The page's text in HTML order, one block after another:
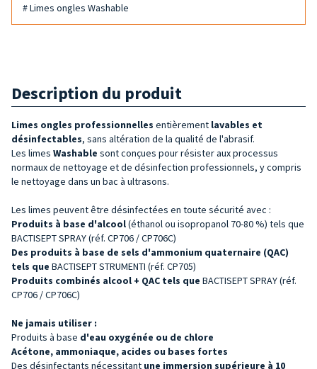
# Limes ongles Washable
Description du produit
Limes ongles professionnelles entièrement lavables et
désinfectables, sans altération de la qualité de l'abrasif.
Les limes Washable sont conçues pour résister aux processus
normaux de nettoyage et de désinfection professionnels, y compris
le nettoyage dans un bac à ultrasons.
Les limes peuvent être désinfectées en toute sécurité avec :
Produits à base d'alcool(éthanol ou isopropanol 70-80 %) tels que
BACTISEPT SPRAY (réf. CP706 / CP706C)
Des produits à base de sels d'ammonium quaternaire (QAC)
tels que BACTISEPT STRUMENTI (réf. CP705)
Produits combinés alcool + QAC tels que BACTISEPT SPRAY (réf.
CP706 / CP706C)
Ne jamais utiliser :
Produits à base d'eau oxygénée ou de chlore
Acétone, ammoniaque, acides ou bases fortes
Des désinfectants nécessitant une immersion supérieure à 10